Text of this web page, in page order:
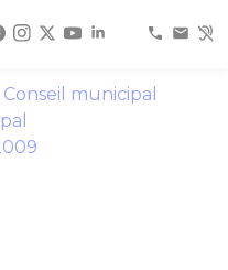
Conseil municipal